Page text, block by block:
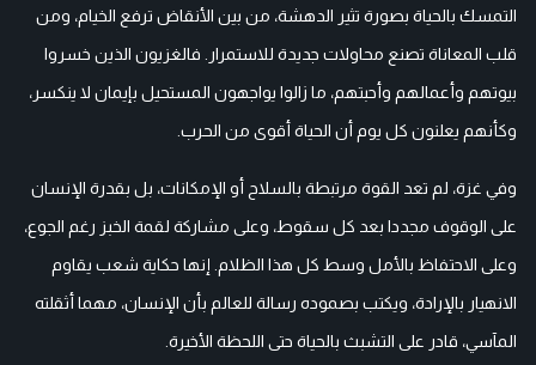
التمسك بالحياة بصورة تثير الدهشة، من بين الأنقاض ترفع الخيام، ومن
قلب المعاناة تصنع محاولات جديدة للاستمرار. فالغزيون الذين خسروا
بيوتهم وأعمالهم وأحبتهم، ما زالوا يواجهون المستحيل بإيمان لا ينكسر،
وكأنهم يعلنون كل يوم أن الحياة أقوى من الحرب.
وفي غزة، لم تعد القوة مرتبطة بالسلاح أو الإمكانات، بل بقدرة الإنسان
على الوقوف مجددا بعد كل سقوط، وعلى مشاركة لقمة الخبز رغم الجوع،
وعلى الاحتفاظ بالأمل وسط كل هذا الظلام. إنها حكاية شعب يقاوم
الانهيار بالإرادة، ويكتب بصموده رسالة للعالم بأن الإنسان، مهما أثقلته
المآسي، قادر على التشبث بالحياة حتى اللحظة الأخيرة.